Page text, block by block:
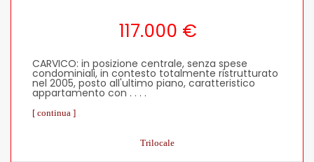
117.000 €
CARVICO: in posizione centrale, senza spese
condominiali, in contesto totalmente ristrutturato
nel 2005, posto all'ultimo piano, caratteristico
appartamento con . . . .
[ continua ]
Trilocale